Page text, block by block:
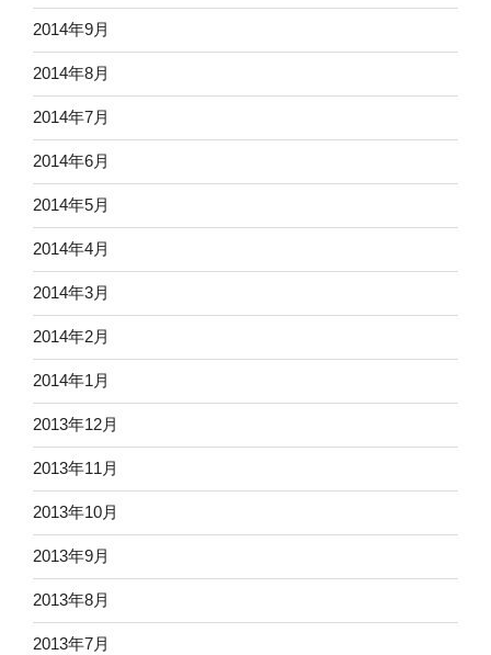
2014年9月
2014年8月
2014年7月
2014年6月
2014年5月
2014年4月
2014年3月
2014年2月
2014年1月
2013年12月
2013年11月
2013年10月
2013年9月
2013年8月
2013年7月